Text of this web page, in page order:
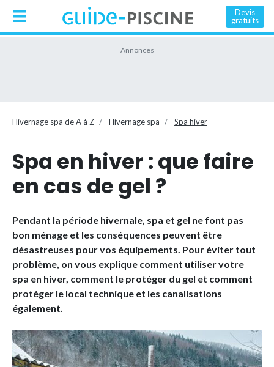
Devis
gratuits
Hivernage spa de A à Z Hivernage spa Spa hiver
Spa en hiver : que faire
en cas de gel ?
Pendant la période hivernale, spa et gel ne font pas
bon ménage et les conséquences peuvent être
désastreuses pour vos équipements. Pour éviter tout
problème, on vous explique comment utiliser votre
spa en hiver, comment le protéger du gel et comment
protéger le local technique et les canalisations
également.